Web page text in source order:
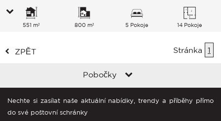
551 m² 800 m² 5 Pokoje 14 Pokoje
ZPĚT Stránka 1
Pobočky
Nechte si zasílat naše aktuální nabídky, trendy a příběhy přímo
do své poštovní schránky